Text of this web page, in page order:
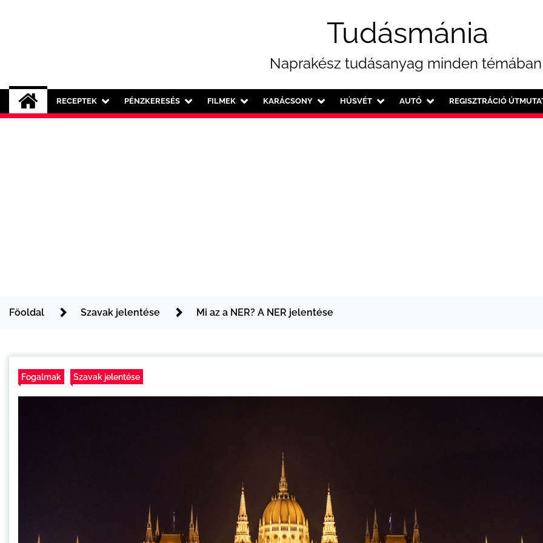
Tudásmánia
Naprakész tudásanyag minden
RECEPTEK PÉNZKERESÉS FILMEK KARÁCSONY HÚSVÉT AUTÓ REGISZTRÁCIÓ
Főoldal Szavak jelentése Mi az a NER? A NER jelentése
Fogalmak Szavak jelentése